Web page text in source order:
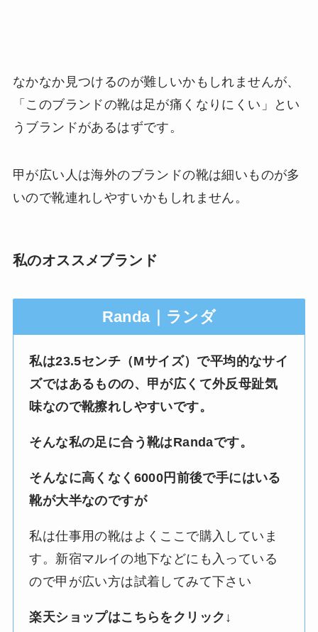
なかなか見つけるのが難しいかもしれませんが、
「このブランドの靴は足が痛くなりにくい」とい
うブランドがあるはずです。
甲が広い人は海外のブランドの靴は細いものが多
いので靴連れしやすいかもしれません。
私のオススメブランド
Randa｜ランダ
私は23.5センチ（Mサイズ）で平均的なサイ
ズではあるものの、甲が広くて外反母趾気
味なので靴擦れしやすいです。
そんな私の足に合う靴はRandaです。
そんなに高くなく6000円前後で手にはいる
靴が大半なのですが
私は仕事用の靴はよくここで購入していま
す。新宿マルイの地下などにも入っている
ので甲が広い方は試着してみて下さい
楽天ショップはこちらをクリック↓